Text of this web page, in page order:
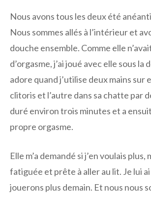
Nous avons tous les deux été
Nous sommes allés à l’intérieur et
douche ensemble. Comme elle
d’orgasme, j’ai joué avec elle sous la
adore quand j’utilise deux mains sur
clitoris et l’autre dans sa chatte par
duré environ trois minutes et a
propre orgasme.
Elle m’a demandé si j’en voulais plus,
fatiguée et prête à aller au lit. Je lui
jouerons plus demain. Et nous nous